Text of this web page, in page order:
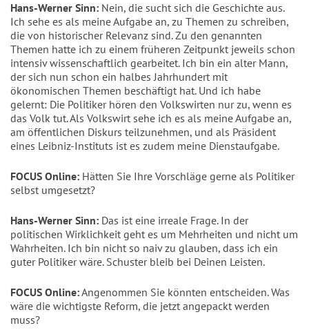
Hans-Werner Sinn: Nein, die sucht sich die Geschichte aus.
Ich sehe es als meine Aufgabe an, zu Themen zu schreiben,
die von historischer Relevanz sind. Zu den genannten
Themen hatte ich zu einem früheren Zeitpunkt jeweils schon
intensiv wissenschaftlich gearbeitet. Ich bin ein alter Mann,
der sich nun schon ein halbes Jahrhundert mit
ökonomischen Themen beschäftigt hat. Und ich habe
gelernt: Die Politiker hören den Volkswirten nur zu, wenn es
das Volk tut. Als Volkswirt sehe ich es als meine Aufgabe an,
am öffentlichen Diskurs teilzunehmen, und als Präsident
eines Leibniz-Instituts ist es zudem meine Dienstaufgabe.
FOCUS Online: Hätten Sie Ihre Vorschläge gerne als Politiker
selbst umgesetzt?
Hans-Werner Sinn: Das ist eine irreale Frage. In der
politischen Wirklichkeit geht es um Mehrheiten und nicht um
Wahrheiten. Ich bin nicht so naiv zu glauben, dass ich ein
guter Politiker wäre. Schuster bleib bei Deinen Leisten.
FOCUS Online:Angenommen Sie könnten entscheiden. Was
wäre die wichtigste Reform, die jetzt angepackt werden
muss?